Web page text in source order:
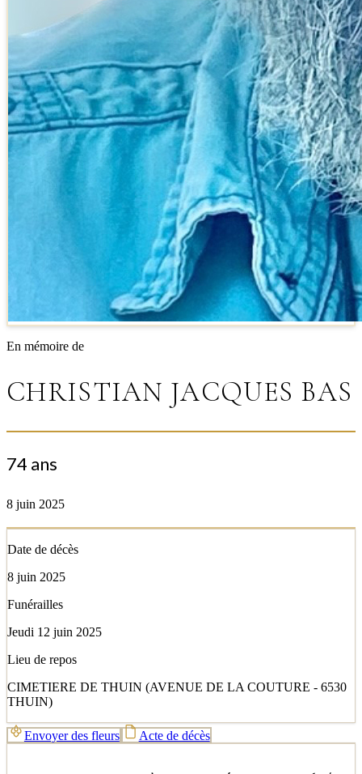
En mémoire de
CHRISTIAN JACQUES BAS
74 ans
8 juin 2025
Date de décès
8 juin 2025
Funérailles
Jeudi 12 juin 2025
Lieu de repos
CIMETIERE DE THUIN (AVENUE DE LA COUTURE - 6530
THUIN)
Envoyer des fleurs Acte de décès